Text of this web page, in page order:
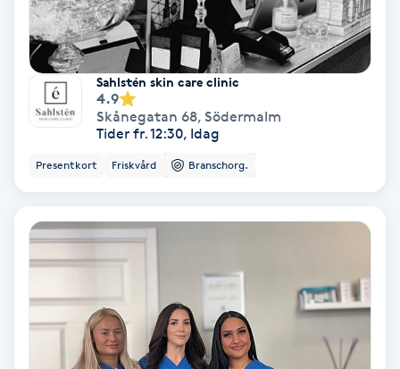
Klippning
Klippning & Slingor
Klippning ungdom
Koppningsmassage
Kostrådgivning
Kroppsinpackning
Kroppspeeling
Sahlstén skin care clinic
4.9
Skånegatan 68, Södermalm
Tider fr. 12:30, Idag
Presentkort Friskvård Branschorg.